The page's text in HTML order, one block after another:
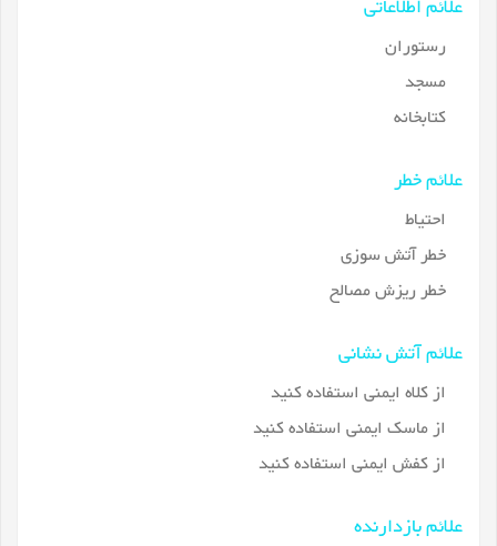
علائم اطلاعاتی
رستوران
مسجد
کتابخانه
علائم خطر
احتیاط
خطر آتش سوزی
خطر ریزش مصالح
علائم آتش نشانی
از کلاه ایمنی استفاده کنید
از ماسک ایمنی استفاده کنید
از کفش ایمنی استفاده کنید
علائم بازدارنده